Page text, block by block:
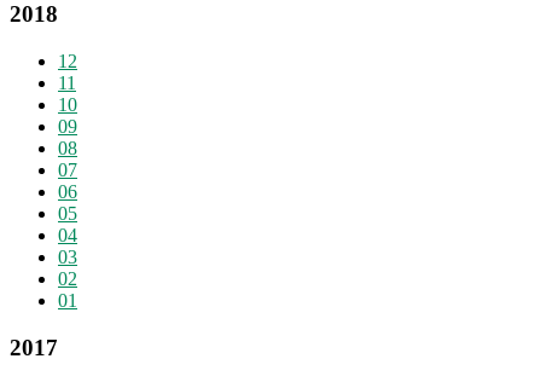
2018
12
11
10
09
08
07
06
05
04
03
02
01
2017